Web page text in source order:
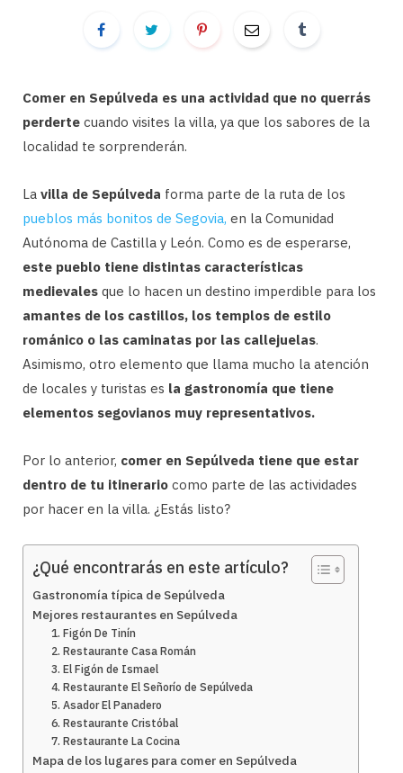
Comer en Sepúlveda es una actividad que no querrás
perderte cuando visites la villa, ya que los sabores de la
localidad te sorprenderán.
La villa de Sepúlveda forma parte de la ruta de los
pueblos más bonitos de Segovia, en la Comunidad
Autónoma de Castilla y León. Como es de esperarse,
este pueblo tiene distintas características
medievales que lo hacen un destino imperdible para los
amantes de los castillos, los templos de estilo
románico o las caminatas por las callejuelas.
Asimismo, otro elemento que llama mucho la atención
de locales y turistas es la gastronomía que tiene
elementos segovianos muy representativos.
Por lo anterior, comer en Sepúlveda tiene que estar
dentro de tu itinerario como parte de las actividades
por hacer en la villa. ¿Estás listo?
¿Qué encontrarás en este artículo?
Gastronomía típica de Sepúlveda
Mejores restaurantes en Sepúlveda
1. Figón De Tinín
2. Restaurante Casa Román
3. El Figón de Ismael
4. Restaurante El Señorío de Sepúlveda
5. Asador El Panadero
6. Restaurante Cristóbal
7. Restaurante La Cocina
Mapa de los lugares para comer en Sepúlveda